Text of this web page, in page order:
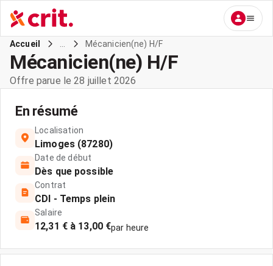
Accueil Mécanicien(ne) H/F
Mécanicien(ne) H/F
Offre parue le 28 juillet 2026
En résumé
Localisation
Limoges (87280)
Date de début
Dès que possible
Contrat
CDI - Temps plein
Salaire
12,31 € à 13,00 €par heure